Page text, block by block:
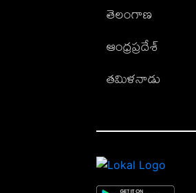
తెలంగాణ
ఆంధ్రప్రదేశ్
తమిళనాడు